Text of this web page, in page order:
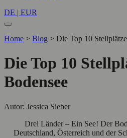
DE | EUR
Home > Blog > Die Top 10
Die Top 10
Bodensee
Autor: Jessica Sieber
Drei Länder – Ein See! Der
Deutschland, Österreich und der